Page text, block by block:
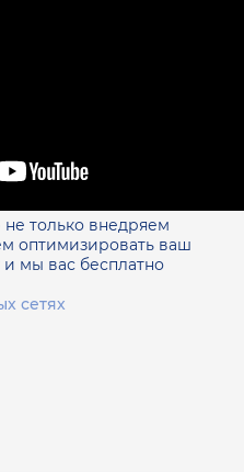
только внедряем
оптимизировать ваш
и мы вас бесплатно
сетях